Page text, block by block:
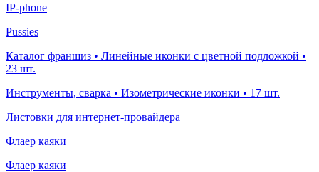
IP-phone
Pussies
Каталог франшиз • Линейные иконки с цветной подложкой •
23 шт.
Инструменты, сварка • Изометрические иконки • 17 шт.
Листовки для интернет-провайдера
Флаер каяки
Флаер каяки